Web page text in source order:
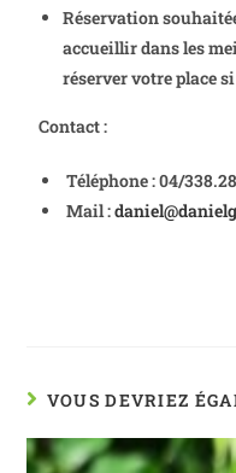
Réservation
accueillir dans les
réserver votre place
Contact :
Téléphone : 04/
Mail :
VOUS DEVRIEZ